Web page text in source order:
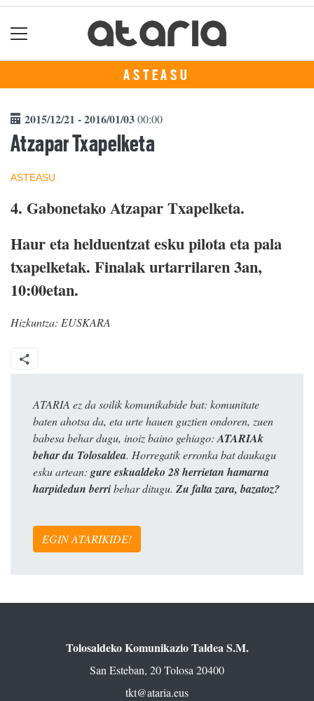
ASTEASU
2015/12/21 - 2016/01/0300:00
Atzapar Txapelketa
ASTEASU
4. Gabonetako Atzapar Txapelketa.
Haur eta helduentzat esku pilota eta pala
txapelketak. Finalak urtarrilaren 3an,
10:00etan.
Hizkuntza: EUSKARA
ATARIA ez da soilik komunikabide bat: komunitate
baten ahotsa da, eta urte hauen guztien ondoren, zuen
babesa behar dugu, inoiz baino gehiago: ATARIAk
behar du Tolosaldea. Horregatik erronka bat daukagu
esku artean: gure eskualdeko 28 herrietan hamarna
harpidedun berribehar ditugu. Zu falta zara, bazatoz?
EGIN ATARIKIDE!
Tolosaldeko Komunikazio Taldea S.M.
San Esteban, 20 Tolosa 20400
tkt@ataria.eus